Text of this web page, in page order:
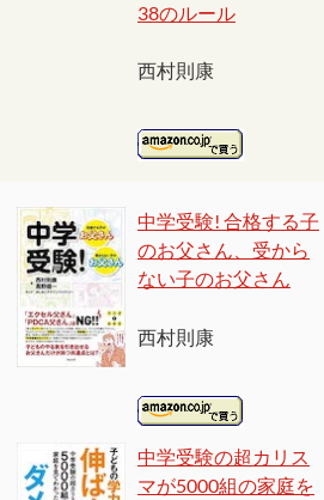
38のルール
西村則康
中学受験! 合格する子
のお父さん、受から
ない子のお父さん
西村則康
中学受験の超カリス
マが5000組の家庭を